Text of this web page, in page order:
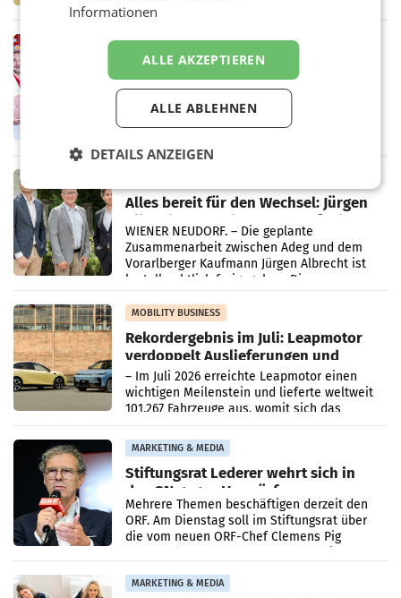
„Kreislauf-Helden“ in allen österreichischen
RETAIL
Penny modernisiert zwei Filialen in
Ober- und Niederösterreich
WIENER NEUDORF. – Im Rahmen einer
laufenden Modernisierungsoffensive
erneuert Penny zwei Filialen in Nieder- und
Oberösterreich. Die beiden Standorte liegen
in Haag sowie im rund
Alles bereit für den Wechsel: Jürgen
Albrecht setzt ab 1.1.2027 auf Adeg
WIENER NEUDORF. – Die geplante
Zusammenarbeit zwischen Adeg und dem
Vorarlberger Kaufmann Jürgen Albrecht ist
kartellrechtlich freigegeben: Die
Bundeswettbewerbsbehörde und der
Bundeskartellanwalt
MOBILITY BUSINESS
Rekordergebnis im Juli: Leapmotor
verdoppelt Auslieferungen und
überschreitet die 100.000er-Marke
– Im Juli 2026 erreichte Leapmotor einen
wichtigen Meilenstein und lieferte weltweit
101.267 Fahrzeuge aus, womit sich das
Ergebnis gegenüber Juli 2025 mehr als
verdoppelte (+102
MARKETING & MEDIA
Stiftungsrat Lederer wehrt sich in
den SN gegen Vorwürfe
Mehrere Themen beschäftigen derzeit den
ORF. Am Dienstag soll im Stiftungsrat über
die vom neuen ORF-Chef Clemens Pig
MARKETING & MEDIA
Informationen
ALLE AKZEPTIEREN
ALLE ABLEHNEN
DETAILS ANZEIGEN